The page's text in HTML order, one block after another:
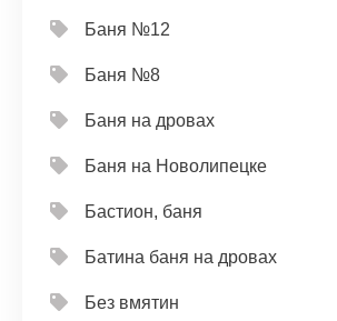
Баня №12
Баня №8
Баня на дровах
Баня на Новолипецке
Бастион, баня
Батина баня на дровах
Без вмятин